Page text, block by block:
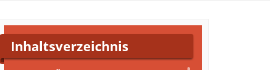
Inhaltsverzeichnis